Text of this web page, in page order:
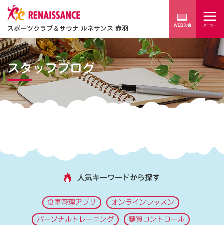
スポーツクラブ＆サウナ ルネサンス 赤羽
スタッフブログ
人気キーワードから探す
食事管理アプリ オンラインレッスン
パーソナルトレーニング 糖質コントロール